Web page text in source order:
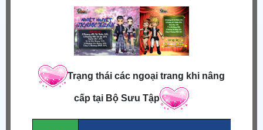
Trạng thái các ngoại trang khi nâng
cấp tại Bộ Sưu Tập